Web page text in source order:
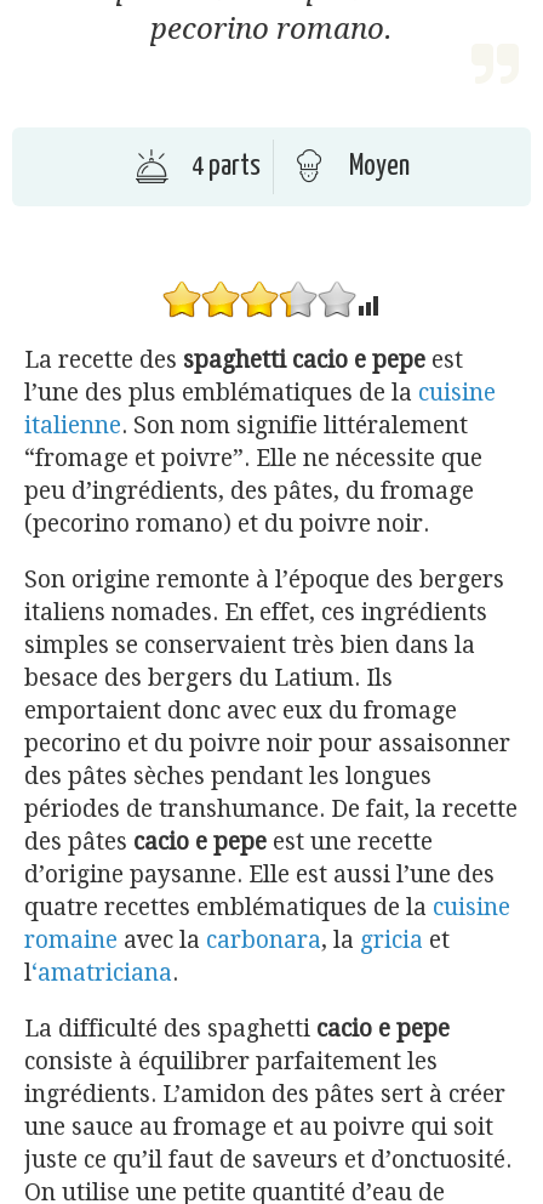
pecorino romano.
4 parts Moyen
La recette des spaghetti cacio e pepe est
l’une des plus emblématiques de la cuisine
italienne. Son nom signifie littéralement
“fromage et poivre”. Elle ne nécessite que
peu d’ingrédients, des pâtes, du fromage
(pecorino romano) et du poivre noir.
Son origine remonte à l’époque des bergers
italiens nomades. En effet, ces ingrédients
simples se conservaient très bien dans la
besace des bergers du Latium. Ils
emportaient donc avec eux du fromage
pecorino et du poivre noir pour assaisonner
des pâtes sèches pendant les longues
périodes de transhumance. De fait, la recette
des pâtes cacio e pepe est une recette
d’origine paysanne. Elle est aussi l’une des
quatre recettes emblématiques de la cuisine
romaine avec la carbonara, la gricia et
l‘amatriciana.
La difficulté des spaghetti cacio e pepe
consiste à équilibrer parfaitement les
ingrédients. L’amidon des pâtes sert à créer
une sauce au fromage et au poivre qui soit
juste ce qu’il faut de saveurs et d’onctuosité.
On utilise une petite quantité d’eau de